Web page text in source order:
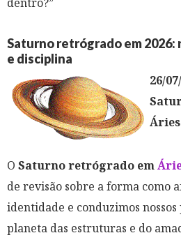
Saturno retrógrado em 2026:
e disciplina
26/
Áries
O Saturno retrógrado em
de revisão sobre a forma como
identidade e conduzimos nossos
planeta das estruturas e do